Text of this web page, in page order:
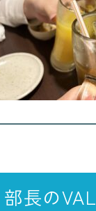
部長の